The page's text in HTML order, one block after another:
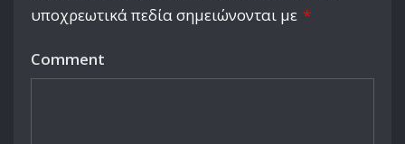
υποχρεωτικά πεδία σημειώνονται με *
Comment